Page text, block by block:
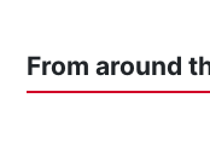
From around